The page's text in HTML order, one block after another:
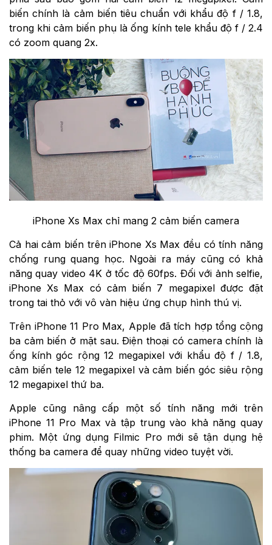
biến chính là cảm biến tiêu chuẩn với khẩu độ f / 1.8,
trong khi cảm biến phụ là ống kính tele khẩu độ f / 2.4
có zoom quang 2x.
iPhone Xs Max chỉ mang 2 cảm biến camera
Cả hai cảm biến trên iPhone Xs Max đều có tính năng
chống rung quang học. Ngoài ra máy cũng có khả
năng quay video 4K ở tốc độ 60fps. Đối với ảnh selfie,
iPhone Xs Max có cảm biến 7 megapixel được đặt
trong tai thỏ với vô vàn hiệu ứng chụp hình thú vị.
Trên iPhone 11 Pro Max, Apple đã tích hợp tổng cộng
ba cảm biến ở mặt sau. Điện thoại có camera chính là
ống kính góc rộng 12 megapixel với khẩu độ f / 1.8,
cảm biến tele 12 megapixel và cảm biến góc siêu rộng
12 megapixel thứ ba.
Apple cũng nâng cấp một số tính năng mới trên
iPhone 11 Pro Max và tập trung vào khả năng quay
phim. Một ứng dụng Filmic Pro mới sẽ tận dụng hệ
thống ba camera để quay những video tuyệt vời.